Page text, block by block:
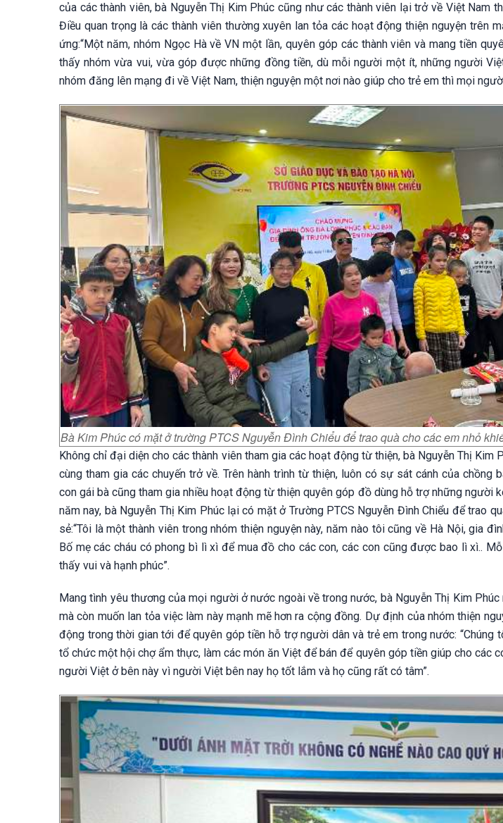
của các thành viên, bà Nguyễn Thị Kim Phúc cũng như các thành viên lại trở về Việt Nam
Điều quan trọng là các thành viên thường xuyên lan tỏa các hoạt động thiện nguyện trên
ứng:“Một năm, nhóm Ngọc Hà về VN một lần, quyên góp các thành viên và mang tiền
thấy nhóm vừa vui, vừa góp được những đồng tiền, dù mỗi người một ít, những người
nhóm đăng lên mạng đi về Việt Nam, thiện nguyện một nơi nào giúp cho trẻ em thì mọi
Bà Kim Phúc có mặt ở trường PTCS Nguyễn Đình Chiểu để trao quà cho các em nhỏ
Không chỉ đại diện cho các thành viên tham gia các hoạt động từ thiện, bà Nguyễn Thị Kim
cùng tham gia các chuyến trở về. Trên hành trình từ thiện, luôn có sự sát cánh của chồng
con gái bà cũng tham gia nhiều hoạt động từ thiện quyên góp đồ dùng hỗ trợ những người
năm nay, bà Nguyễn Thị Kim Phúc lại có mặt ở Trường PTCS Nguyễn Đình Chiểu để trao
sẻ:“Tôi là một thành viên trong nhóm thiện nguyện này, năm nào tôi cũng về Hà Nội, gia
Bố mẹ các cháu có phong bì lì xì để mua đồ cho các con, các con cũng được bao lì xì..
thấy vui và hạnh phúc”.
Mang tình yêu thương của mọi người ở nước ngoài về trong nước, bà Nguyễn Thị Kim
mà còn muốn lan tỏa việc làm này mạnh mẽ hơn ra cộng đồng. Dự định của nhóm thiện
động trong thời gian tới để quyên góp tiền hỗ trợ người dân và trẻ em trong nước: “Chúng
tổ chức một hội chợ ẩm thực, làm các món ăn Việt để bán để quyên góp tiền giúp cho các
người Việt ở bên này vì người Việt bên nay họ tốt lắm và họ cũng rất có tâm”.